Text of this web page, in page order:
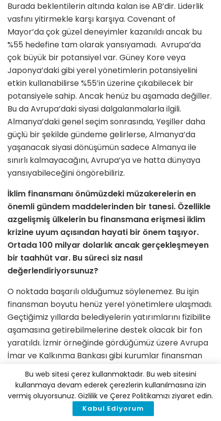
Burada beklentilerin altında kalan ise AB’dir. Liderlik
vasfını yitirmekle karşı karşıya. Covenant of
Mayor’da çok güzel deneyimler kazanıldı ancak bu
%55 hedefine tam olarak yansıyamadı. Avrupa’da
çok büyük bir potansiyel var. Güney Kore veya
Japonya’daki gibi yerel yönetimlerin potansiyelini
etkin kullanabilirse %55’in üzerine çıkabilecek bir
potansiyele sahip. Ancak henüz bu aşamada değiller.
Bu da Avrupa’daki siyasi dalgalanmalarla ilgili.
Almanya’daki genel seçim sonrasında, Yeşiller daha
güçlü bir şekilde gündeme gelirlerse, Almanya’da
yaşanacak siyasi dönüşümün sadece Almanya ile
sınırlı kalmayacağını, Avrupa’ya ve hatta dünyaya
yansıyabileceğini öngörebiliriz.
İklim finansmanı önümüzdeki müzakerelerin en
önemli gündem maddelerinden bir tanesi. Özellikle
azgelişmiş ülkelerin bu finansmana erişmesi iklim
krizine uyum açısından hayati bir önem taşıyor.
Ortada 100 milyar dolarlık ancak gerçekleşmeyen
bir taahhüt var. Bu süreci siz nasıl
değerlendiriyorsunuz?
O noktada başarılı olduğumuz söylenemez. Bu işin
finansman boyutu henüz yerel yönetimlere ulaşmadı.
Geçtiğimiz yıllarda belediyelerin yatırımlarını fizibilite
aşamasına getirebilmelerine destek olacak bir fon
yaratıldı. İzmir örneğinde gördüğümüz üzere Avrupa
İmar ve Kalkınma Bankası gibi kurumlar finansman
portföylerinde belediye yatırımlarını artırıyorlar
ancak bu yeterli değil. Glasgow konferansının testi
bu olacak. Bu 100 milyar dolarlık bütçe gündemden
düşüyor. Son yıllardaki afetleri düşünürseniz, bu
Bu web sitesi çerez kullanmaktadır. Bu web sitesini
kullanmaya devam ederek çerezlerin kullanılmasına izin
vermiş oluyorsunuz. Gizlilik ve Çerez Politikamızı ziyaret edin.
Kabul Ediyorum